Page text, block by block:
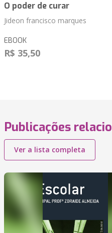
O poder de curar
Jideon francisco marques
EBOOK
R$ 35,50
Publicações
Ver a lista completa